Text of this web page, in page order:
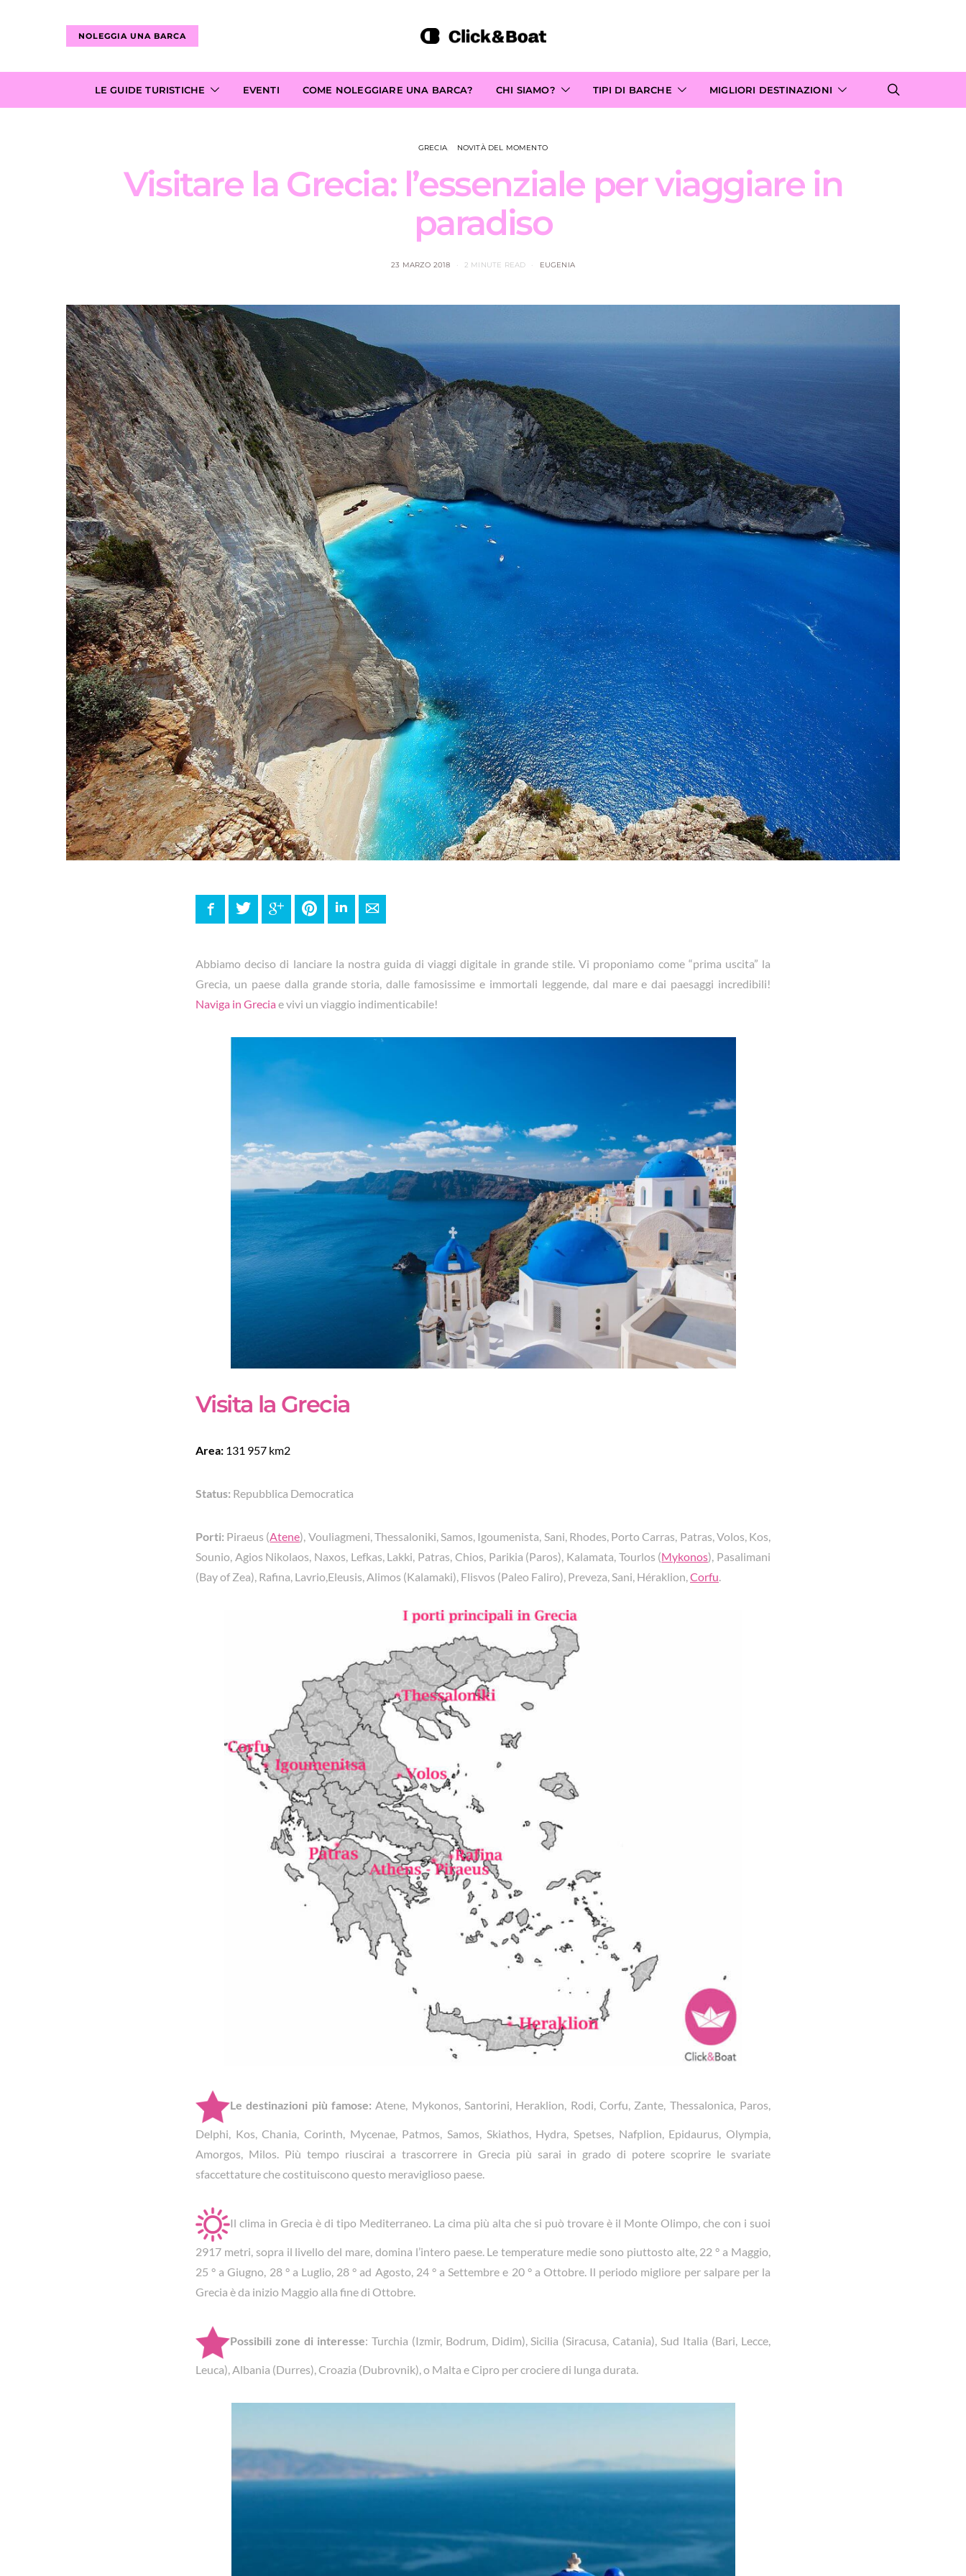
NOLEGGIA UNA BARCA
LE GUIDE TURISTICHE EVENTI COME NOLEGGIARE UNA BARCA? CHI SIAMO? TIPI DI BARCHE MIGLIORI DESTINAZIONI
GRECIA NOVITÀ DEL MOMENTO
Visitare la Grecia: l’essenziale per viaggiare in
paradiso
23 MARZO 2018 2 MINUTE READ EUGENIA
FacebookTwitter Google+ PinterestLinkedInE-mail
Abbiamo deciso di lanciare la nostra guida di viaggi digitale in grande stile. Vi proponiamo come “prima uscita” la
Grecia, un paese dalla grande storia, dalle famosissime e immortali leggende, dal mare e dai paesaggi incredibili!
Naviga in Grecia e vivi un viaggio indimenticabile!
Visita la Grecia
Area: 131 957 km2
Status: Repubblica Democratica
Porti: Piraeus (Atene), Vouliagmeni, Thessaloniki, Samos, Igoumenista, Sani, Rhodes, Porto Carras, Patras, Volos, Kos,
Sounio, Agios Nikolaos, Naxos, Lefkas, Lakki, Patras, Chios, Parikia (Paros), Kalamata, Tourlos (Mykonos), Pasalimani
(Bay of Zea), Rafina, Lavrio,Eleusis, Alimos (Kalamaki), Flisvos (Paleo Faliro), Preveza, Sani, Héraklion, Corfu
Le destinazioni più famose: Atene, Mykonos, Santorini, Heraklion, Rodi, Corfu, Zante, Thessalonica, Paros,
Delphi, Kos, Chania, Corinth, Mycenae, Patmos, Samos, Skiathos, Hydra, Spetses, Nafplion, Epidaurus, Olympia,
Amorgos, Milos. Più tempo riuscirai a trascorrere in Grecia più sarai in grado di potere scoprire le svariate
sfaccettature che costituiscono questo meraviglioso paese.
Il clima in Grecia è di tipo Mediterraneo. La cima più alta che si può trovare è il Monte Olimpo, che con i suoi
2917 metri, sopra il livello del mare, domina l’intero paese. Le temperature medie sono piuttosto alte, 22 ° a Maggio,
25 ° a Giugno, 28 ° a Luglio, 28 ° ad Agosto, 24 ° a Settembre e 20 ° a Ottobre. Il periodo migliore per salpare per la
Grecia è da inizio Maggio alla fine di Ottobre.
Possibili zone di interesse: Turchia (Izmir, Bodrum, Didim), Sicilia (Siracusa, Catania), Sud Italia (Bari, Lecce,
Leuca), Albania (Durres), Croazia (Dubrovnik), o Malta e Cipro per crociere di lunga durata.